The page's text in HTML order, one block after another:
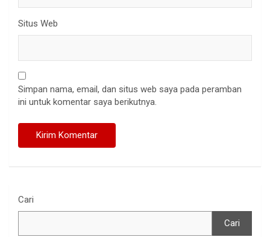
Situs Web
Simpan nama, email, dan situs web saya pada peramban
ini untuk komentar saya berikutnya.
Cari
Cari